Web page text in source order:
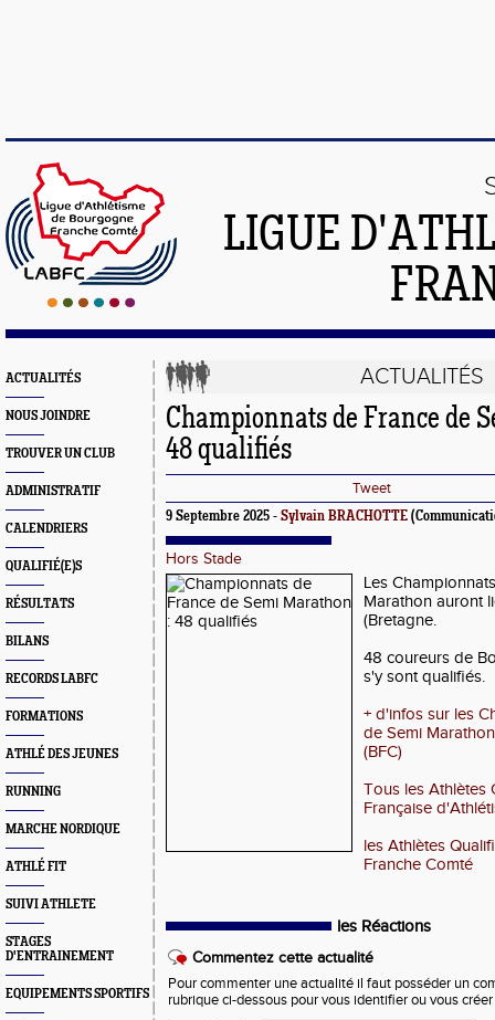
LIGUE
ACTUALITÉS
NOUS JOINDRE
TROUVER UN CLUB
ADMINISTRATIF
CALENDRIERS
QUALIFIÉ(E)S
RÉSULTATS
BILANS
RECORDS LABFC
FORMATIONS
ATHLÉ DES JEUNES
RUNNING
MARCHE NORDIQUE
ATHLÉ FIT
SUIVI ATHLETE
STAGES
D'ENTRAINEMENT
EQUIPEMENTS SPORTIFS
ACTUALITÉS
Championnats de France de
48 qualifiés
Tweet
9 Septembre 2025 - Sylvain BRACHOTTE
Hors Stade
Les
Marathon auront
(Bretagne.
48 coureurs de
s'y sont qualifiés.
+ d'infos sur les
de Semi
(BFC)
Tous les Athlètes
Française
les Athlètes
Franche Comté
les Réactions
Commentez cette actualité
Pour commenter une actualité il faut posséder un
rubrique ci-dessous pour vous identifier ou vous